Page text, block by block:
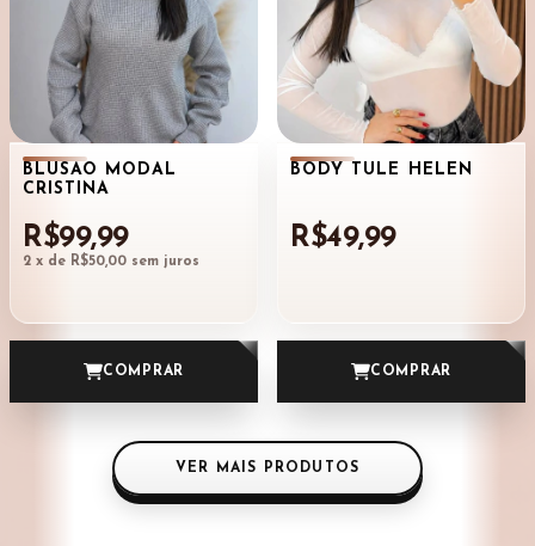
BLUSÃO MODAL
CRISTINA
R$99,99
2 x de R$50,00 sem juros
COMPRAR
BODY TULE HELEN
R$49,99
COMPRAR
VER MAIS PRODUTOS